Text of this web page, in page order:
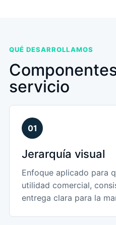
QUÉ DESARROLLAMOS
servicio
01
Jerarquía visual
Enfoque aplicado para
utilidad comercial,
entrega clara para la